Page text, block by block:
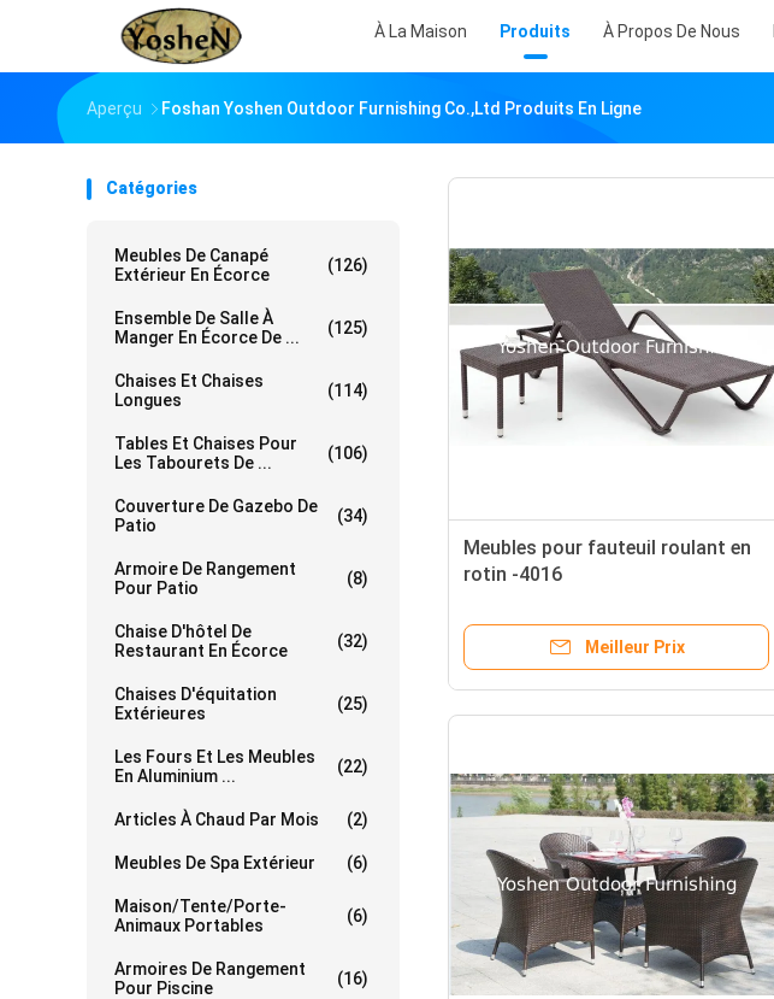
À La Maison Produits À Propos De Nous
Aperçu Foshan Yoshen Outdoor Furnishing Co.,Ltd Produits En Ligne
Catégories
Meubles De Canapé
Extérieur En Écorce
(126)
Ensemble De Salle À
Manger En Écorce De ...
(125)
Chaises Et Chaises
Longues
(114)
Tables Et Chaises Pour
Les Tabourets De ...
(106)
Couverture De Gazebo De
Patio
(34)
Armoire De Rangement
Pour Patio
(8)
Chaise D'hôtel De
Restaurant En Écorce
(32)
Chaises D'équitation
Extérieures
(25)
Les Fours Et Les Meubles
En Aluminium ...
(22)
Articles À Chaud Par Mois (2)
Meubles De Spa Extérieur (6)
Maison/tente/porte-
Animaux Portables
(6)
Armoires De Rangement
Pour Piscine
(16)
Meubles pour fauteuil roulant en
rotin -4016
Meilleur Prix